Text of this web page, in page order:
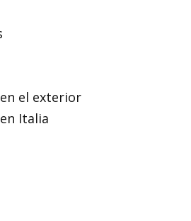
el exterior
Italia